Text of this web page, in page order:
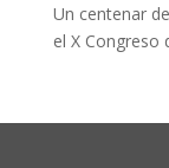
Un centenar
el X Congreso